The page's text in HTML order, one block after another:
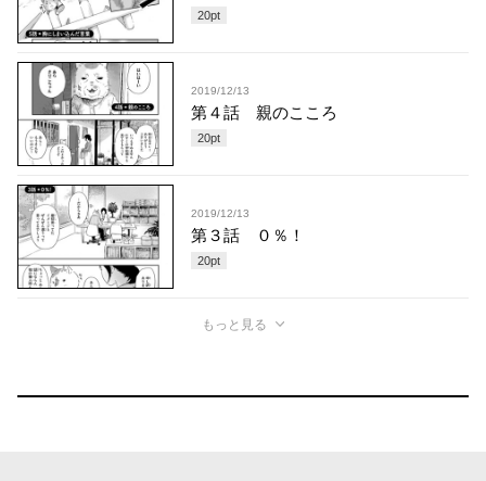
20pt
2019/12/13
第４話 親のこころ
20pt
2019/12/13
第３話 ０％！
20pt
もっと見る